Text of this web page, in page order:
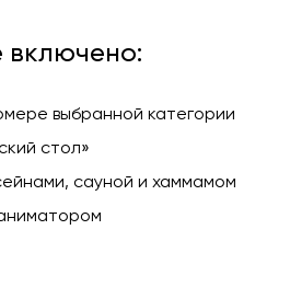
включено:
выбранной категории
стол»
сауной и хаммамом